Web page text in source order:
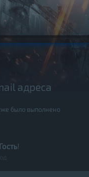
адреса
было выполнено
Гость!